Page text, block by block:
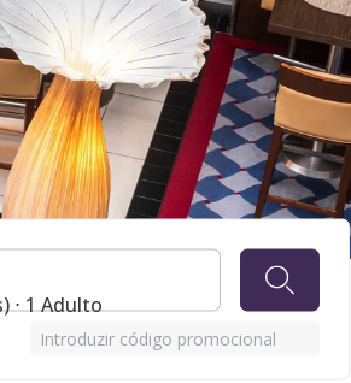
MAIS -
⋅ 1 Adulto
Introduzir código promocional